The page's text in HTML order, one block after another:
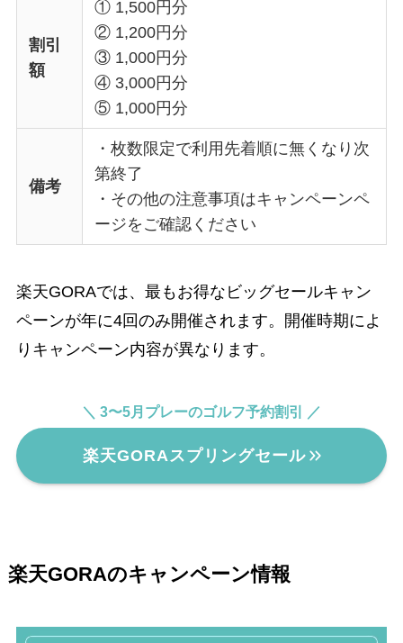
割引
額
① 1,500円分
② 1,200円分
③ 1,000円分
④ 3,000円分
⑤ 1,000円分
備考
・枚数限定で利用先着順に無くなり次
第終了
・その他の注意事項はキャンペーンペ
ージをご確認ください
楽天GORAでは、最もお得なビッグセールキャン
ペーンが年に4回のみ開催されます。開催時期によ
りキャンペーン内容が異なります。
＼ 3〜5月プレーのゴルフ予約割引 ／
楽天GORAスプリングセール
楽天GORAのキャンペーン情報